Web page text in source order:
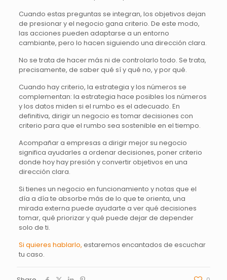
Cuando estas preguntas se integran, los objetivos dejan
de presionar y el negocio gana criterio. De este modo,
las acciones pueden adaptarse a un entorno
cambiante, pero lo hacen siguiendo una dirección clara.
No se trata de hacer más ni de controlarlo todo. Se trata,
precisamente, de saber qué sí y qué no, y por qué.
Cuando hay criterio, la estrategia y los números se
complementan: la estrategia hace posibles los números
y los datos miden si el rumbo es el adecuado. En
definitiva, dirigir un negocio es tomar decisiones con
criterio para que el rumbo sea sostenible en el tiempo.
Acompañar a empresas a dirigir mejor su negocio
significa ayudarles a ordenar decisiones, poner criterio
donde hoy hay presión y convertir objetivos en una
dirección clara.
Si tienes un negocio en funcionamiento y notas que el
día a día te absorbe más de lo que te orienta, una
mirada externa puede ayudarte a ver qué decisiones
tomar, qué priorizar y qué puede dejar de depender
solo de ti.
Si quieres hablarlo, estaremos encantados de escuchar
tu caso.